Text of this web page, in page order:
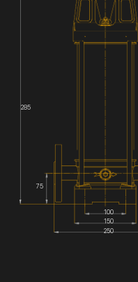
285
75
100
150
250